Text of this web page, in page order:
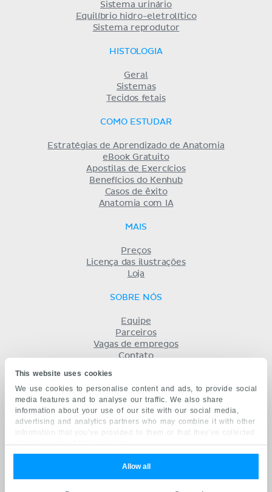
This website uses cookies
We use cookies to personalise content and ads, to provide social
media features and to analyse our traffic. We also share
information about your use of our site with our social media,
advertising and analytics partners who may combine it with other
information that you’ve provided to them or that they’ve collected
from your use of their services.
Allow all
Sistema urinário
Equilíbrio hidro-eletrolítico
Sistema reprodutor
HISTOLOGIA
Geral
Sistemas
Tecidos fetais
COMO ESTUDAR
Estratégias de Aprendizado de Anatomia
eBook Gratuito
Apostilas de Exercícios
Benefícios do Kenhub
Casos de êxito
Anatomia com IA
MAIS
Preços
Licença das ilustrações
Loja
SOBRE NÓS
Equipe
Parceiros
Vagas de empregos
Contato
Privacidade
KENHUB EM...
English